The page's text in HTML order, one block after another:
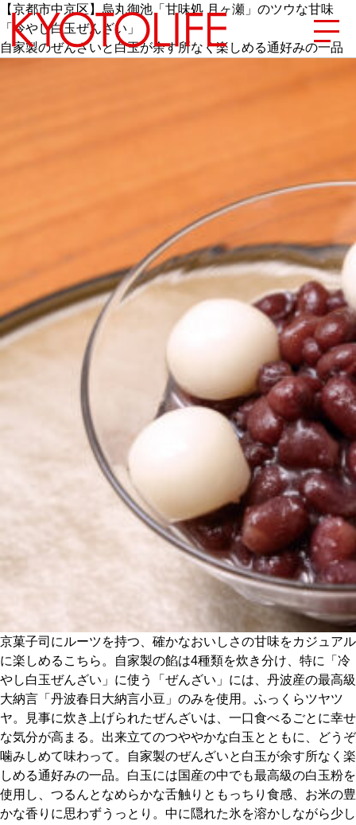
NEW OPEN
SERIES
CULTURE
ABOUT US
Instagram
チケットプレゼント応募
MAIN MENU
SERIES
カレーが好き
京都おやつクラブ
私と店のはなし
【京都市中京区】烏丸御池「甘味処 月ヶ瀬」のツウな甘味
「冷やし白玉ぜんざい」
自家製のぜんざいと白玉が余す所なく楽しめる通好みの一品
京菓子司にルーツを持つ、確かなおいしさの甘味をカジュアル
に楽しめるこちら。自家製の餡は4種類を炊き分け、特に「冷
やし白玉ぜんざい」に使う「ぜんざい」には、丹波産の最高級
大納言「丹波春日大納言小豆」のみを使用。ふっくらツヤツ
ヤ。見事に炊き上げられたぜんざいは、一口食べるごとに幸せ
な気分が高まる。出来立てのつややかな白玉とともに、どうぞ
噛みしめて味わって。自家製のぜんざいと白玉が余す所なく楽
しめる通好みの一品。白玉には国産の中でも最高級の白玉粉を
使用し、つるんとなめらかな舌触りともっちり食感、お米の豊
かな香りに思わずうっとり。中に隠れた氷を溶かしながら少し